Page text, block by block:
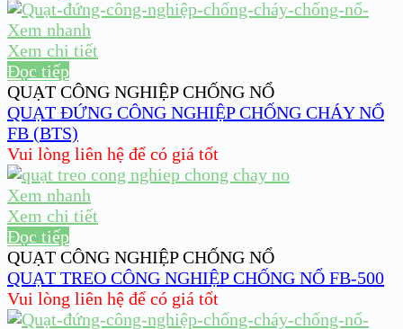
Xem nhanh
Xem chi tiết
Đọc tiếp
QUẠT CÔNG NGHIỆP CHỐNG NỔ
QUẠT ĐỨNG CÔNG NGHIỆP CHỐNG CHÁY NỔ
FB (BTS)
Vui lòng liên hệ để có giá tốt
Xem nhanh
Xem chi tiết
Đọc tiếp
QUẠT CÔNG NGHIỆP CHỐNG NỔ
QUẠT TREO CÔNG NGHIỆP CHỐNG NỔ FB-500
Vui lòng liên hệ để có giá tốt